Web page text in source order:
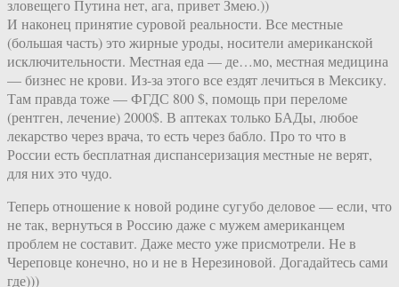
зловещего Путина нет, ага, привет Змею.))
И наконец принятие суровой реальности. Все местные
(большая часть) это жирные уроды, носители американской
исключительности. Местная еда — де…мо, местная медицина
— бизнес не крови. Из-за этого все ездят лечиться в Мексику.
Там правда тоже — ФГДС 800 $, помощь при переломе
(рентген, лечение) 2000$. В аптеках только БАДы, любое
лекарство через врача, то есть через бабло. Про то что в
России есть бесплатная диспансеризация местные не верят,
для них это чудо.
Теперь отношение к новой родине сугубо деловое — если, что
не так, вернуться в Россию даже с мужем американцем
проблем не составит. Даже место уже присмотрели. Не в
Череповце конечно, но и не в Нерезиновой. Догадайтесь сами
где)))